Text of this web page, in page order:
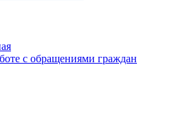
с обращениями граждан